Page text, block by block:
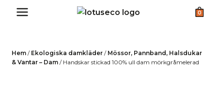
0
Hem / Ekologiska damkläder / Mössor, Pannband, Halsdukar
& Vantar – Dam / Handskar stickad 100% ull dam mörkgråmelerad